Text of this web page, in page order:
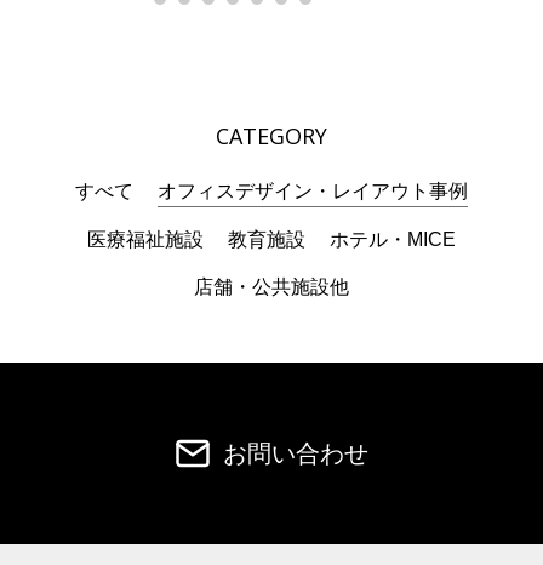
CATEGORY
すべて オフィスデザイン・レイアウト事例
医療福祉施設 教育施設 ホテル・MICE
店舗・公共施設他
お問い合わせ